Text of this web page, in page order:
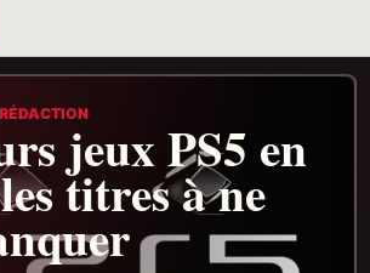
jeux PS5 en
titres à ne